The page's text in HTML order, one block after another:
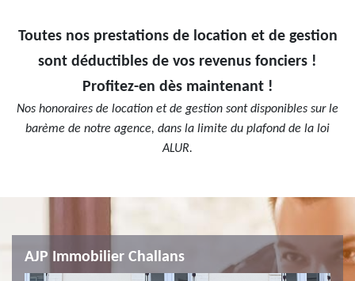
Toutes nos prestations de location et de gestion
sont déductibles de vos revenus fonciers !
Profitez-en dès maintenant !
Nos honoraires de location et de gestion sont disponibles sur le
barème de notre agence, dans la limite du plafond de la loi
ALUR.
AJP Immobilier Challans